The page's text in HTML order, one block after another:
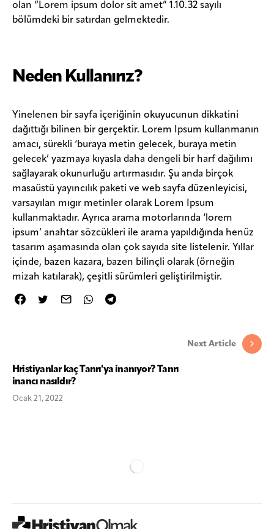
olan “Lorem ipsum dolor sit amet” 1.10.32 sayılı
bölümdeki bir satırdan gelmektedir.
Neden Kullanırız?
Yinelenen bir sayfa içeriğinin okuyucunun dikkatini
dağıttığı bilinen bir gerçektir. Lorem Ipsum kullanmanın
amacı, sürekli ‘buraya metin gelecek, buraya metin
gelecek’ yazmaya kıyasla daha dengeli bir harf dağılımı
sağlayarak okunurluğu artırmasıdır. Şu anda birçok
masaüstü yayıncılık paketi ve web sayfa düzenleyicisi,
varsayılan mıgır metinler olarak Lorem Ipsum
kullanmaktadır. Ayrıca arama motorlarında ‘lorem
ipsum’ anahtar sözcükleri ile arama yapıldığında henüz
tasarım aşamasında olan çok sayıda site listelenir. Yıllar
içinde, bazen kazara, bazen bilinçli olarak (örneğin
mizah katılarak), çeşitli sürümleri geliştirilmiştir.
Next Article
Hristiyanlar kaç Tanrı'ya inanıyor? Tanrı
inancı nasıldır?
Ocak 21, 2022